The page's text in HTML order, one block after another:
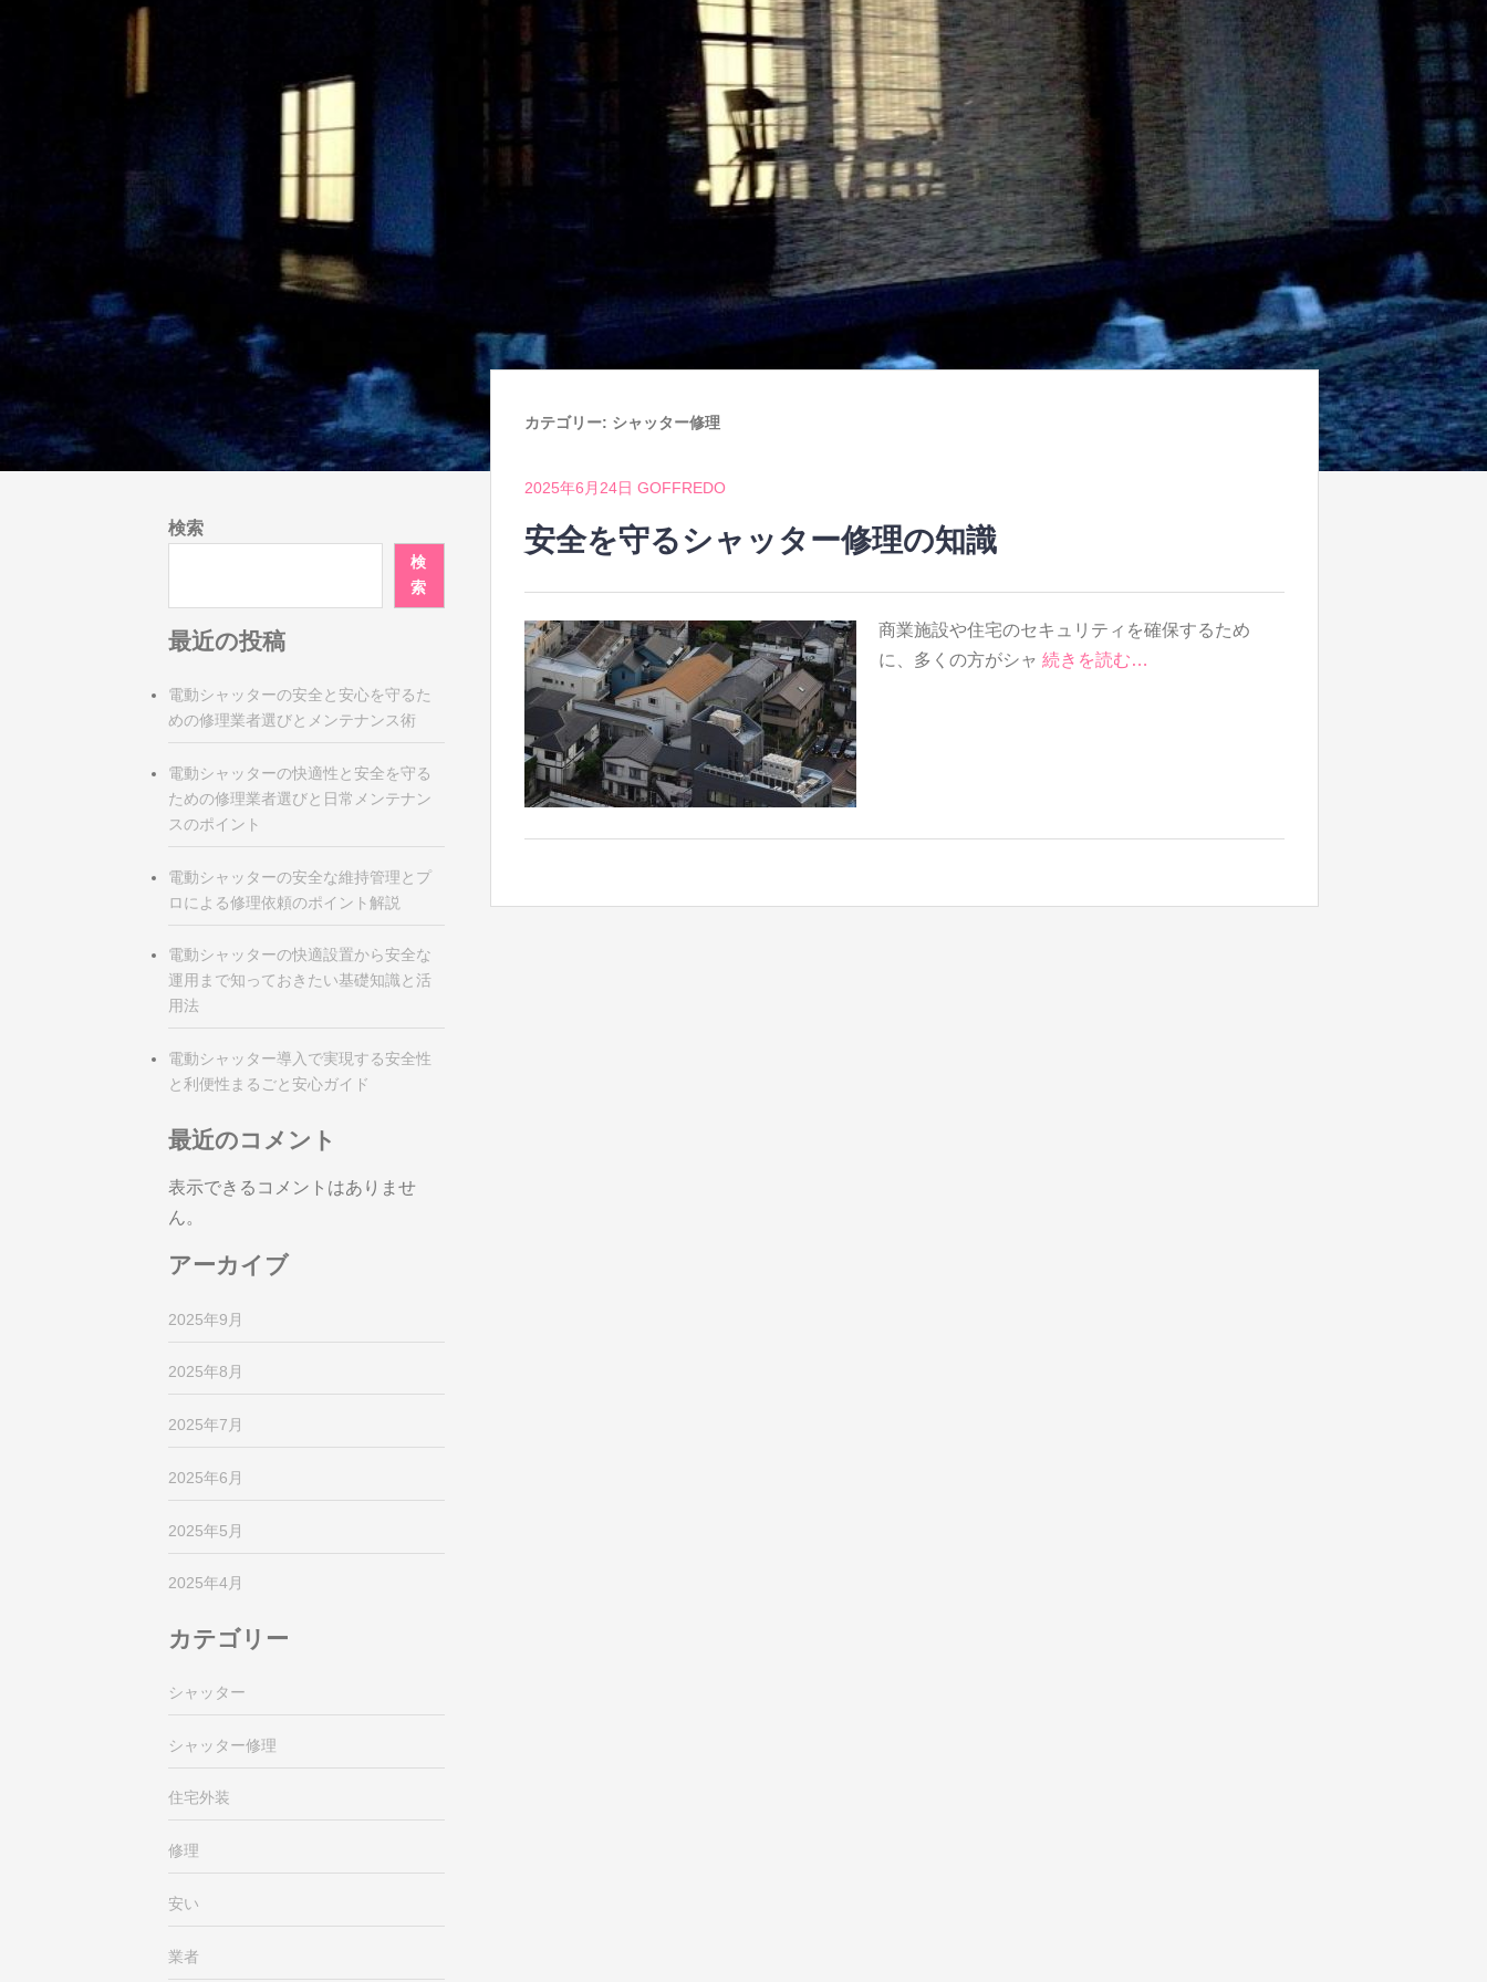
カテゴリー: シャッター修理
2025年6月24日 GOFFREDO
安全を守るシャッター修理の知識
商業施設や住宅のセキュリティを確保するため
に、多くの方がシャ続きを読む…
検索
検
索
最近の投稿
電動シャッターの安全と安心を守るた
めの修理業者選びとメンテナンス術
電動シャッターの快適性と安全を守る
ための修理業者選びと日常メンテナン
スのポイント
電動シャッターの安全な維持管理とプ
ロによる修理依頼のポイント解説
電動シャッターの快適設置から安全な
運用まで知っておきたい基礎知識と活
用法
電動シャッター導入で実現する安全性
と利便性まるごと安心ガイド
最近のコメント
表示できるコメントはありませ
ん。
アーカイブ
2025年9月
2025年8月
2025年7月
2025年6月
2025年5月
2025年4月
カテゴリー
シャッター
シャッター修理
住宅外装
修理
安い
業者